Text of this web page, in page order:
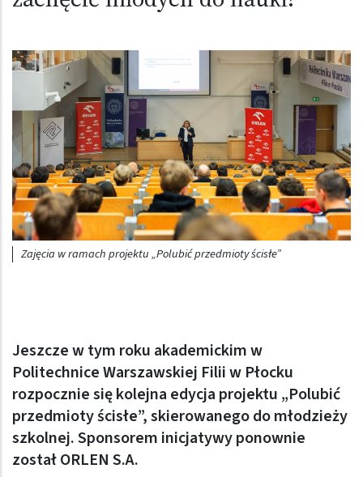
Obraz (old)
Zajęcia w ramach projektu „Polubić przedmioty ścisłe”
Jeszcze w tym roku akademickim w
Politechnice Warszawskiej Filii w Płocku
rozpocznie się kolejna edycja projektu „Polubić
przedmioty ścisłe”, skierowanego do młodzieży
szkolnej. Sponsorem inicjatywy ponownie
został ORLEN S.A.